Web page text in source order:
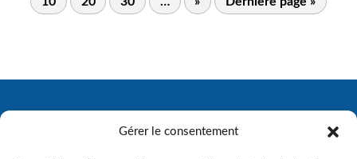
Gérer le consentement